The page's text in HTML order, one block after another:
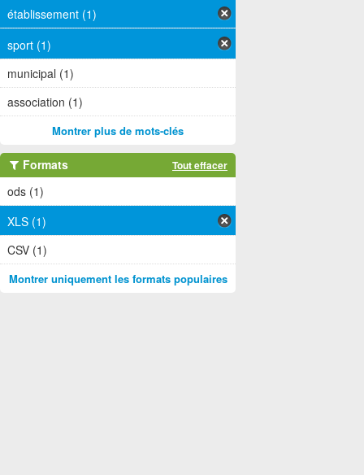
établissement (1)
sport (1)
municipal (1)
association (1)
Montrer plus de mots-clés
Formats Tout effacer
ods (1)
XLS (1)
CSV (1)
Montrer uniquement les formats populaires